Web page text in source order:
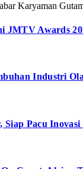
Karyaman
JMTV Awards
Industri
Pacu